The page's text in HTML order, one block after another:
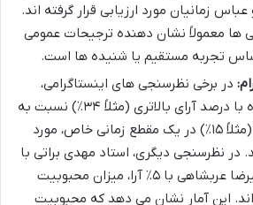
زمانیان مورد ارزیابی قرار گرفته اند.
ها معمولاً نشان دهنده ترجیحات عمومی
تجربه مستقیم یا شنیده ها است.
در برخی نظرسنجی های اینستاگرامی،
استاد محمد نوکنده با درصد آرای بالاتری (مثلاً ۳۴٪) نسبت به
استاد مهدی براتی (مثلاً ۱۵٪) در یک مقطع زمانی خاص، مورد
در نظرسنجی دیگری، استاد مهدی براتی با
۳۰٪ آرا و استاد علیرضا عربشاهی با ۵٪ آرا، میزان محبوبیت
این آمار نشان می دهد که محبوبیت